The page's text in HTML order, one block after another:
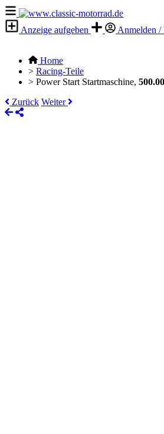
Anzeige aufgeben Anmelden /
Home
> Racing-Teile
> Power Start Startmaschine,
Zurück Weiter